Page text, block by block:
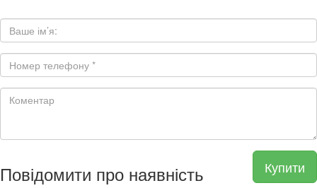
Купити
Повідомити про наявність